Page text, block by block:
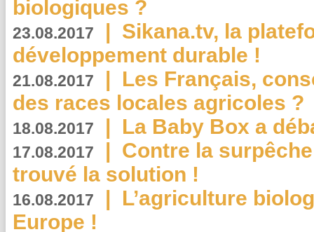
biologiques ?
23.08.2017 | Sikana.tv, la
développement durable !
21.08.2017 | Les Français,
des races locales agricoles ?
18.08.2017 | La Baby Box a
17.08.2017 | Contre la
trouvé la solution !
16.08.2017 | L’agriculture
Europe !